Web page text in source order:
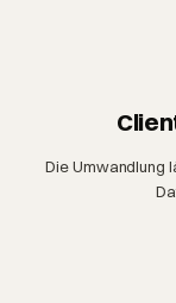
Die Umwandlung